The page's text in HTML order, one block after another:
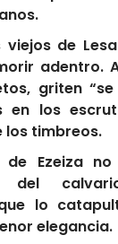
viejos de
adentro.
griten “se
en los
los timbreos.
de Ezeiza
del
lo
elegancia.